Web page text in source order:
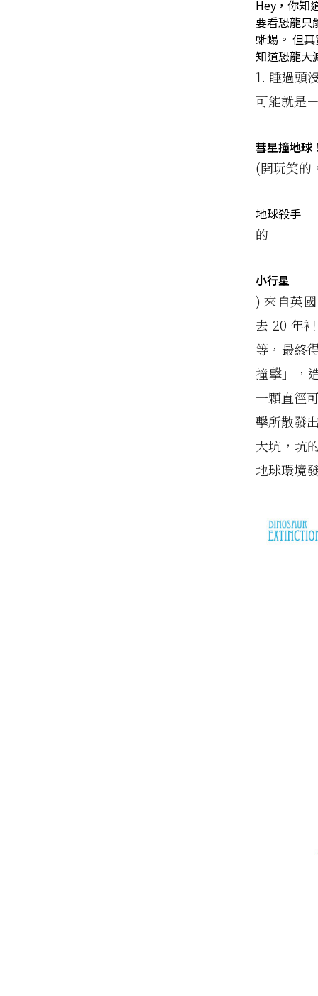
Hey，你知
要看恐龍只
蜥蜴。 但
知道恐龍大
1. 睡過頭
可能就是
彗星撞地球
(開玩笑的
地球殺手
的
小行星
) 來自英
去 20 年
等，最終
撞擊」，
一顆直徑
擊所散發
大坑，坑
地球環境